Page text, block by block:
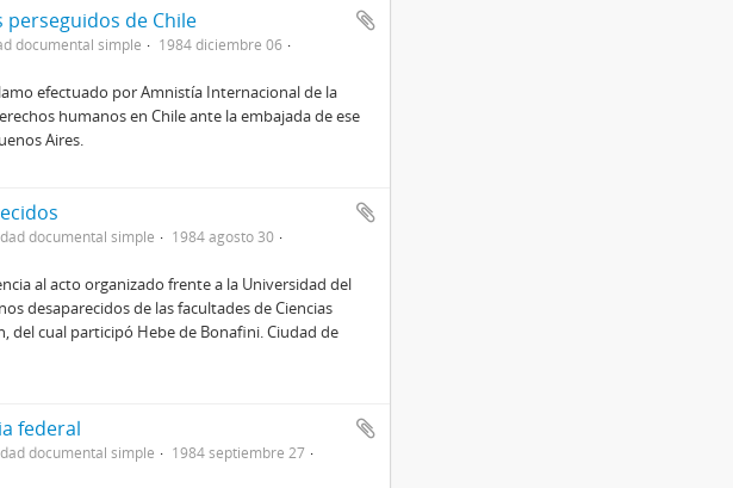
de Chile
documental simple
1984 diciembre 06
efectuado por Amnistía Internacional de la
humanos en Chile ante la embajada de ese
Aires.
documental simple
1984 agosto 30
al acto organizado frente a la Universidad del
desaparecidos de las facultades de Ciencias
del cual participó Hebe de Bonafini. Ciudad de
federal
documental simple
1984 septiembre 27